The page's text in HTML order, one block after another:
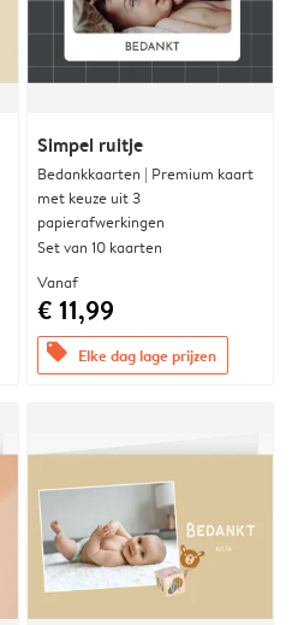
Simpel ruitje
Bedankkaarten | Premium kaart
met keuze uit 3
papierafwerkingen
Set van 10 kaarten
Vanaf
€ 11,99
offers Elke dag lage prijzen